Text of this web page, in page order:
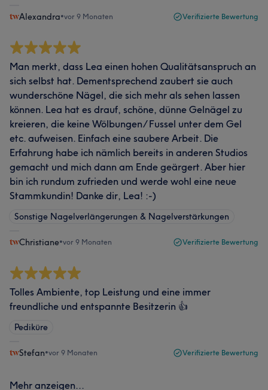
Alexandra•vor 9 Monaten Verifizierte Bewertung
Man merkt, dass Lea einen hohen Qualitätsanspruch an
sich selbst hat. Dementsprechend zaubert sie auch
wunderschöne Nägel, die sich mehr als sehen lassen
können. Lea hat es drauf, schöne, dünne Gelnägel zu
kreieren, die keine Wölbungen/ Fussel unter dem Gel
etc. aufweisen. Einfach eine saubere Arbeit. Die
Erfahrung habe ich nämlich bereits in anderen Studios
gemacht und mich dann am Ende geärgert. Aber hier
bin ich rundum zufrieden und werde wohl eine neue
Stammkundin! Danke dir, Lea! :-)
Sonstige Nagelverlängerungen & Nagelverstärkungen
Christiane•vor 9 Monaten Verifizierte Bewertung
Tolles Ambiente, top Leistung und eine immer
freundliche und entspannte Besitzerin 👍
Pediküre
Stefan•vor 9 Monaten Verifizierte Bewertung
Mehr anzeigen...